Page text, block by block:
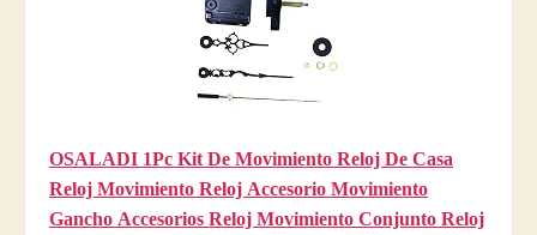
OSALADI 1Pc Kit De Movimiento Reloj De Casa
Reloj Movimiento Reloj Accesorio Movimiento
Gancho Accesorios Reloj Movimiento Conjunto Reloj